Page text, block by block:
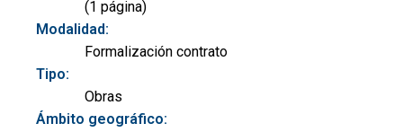
(1 página)
Modalidad:
Formalización contrato
Tipo:
Obras
Ámbito geográfico: